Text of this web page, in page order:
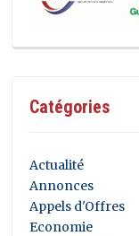
Catégories
Actualité
Annonces
Appels d'Offres
Economie